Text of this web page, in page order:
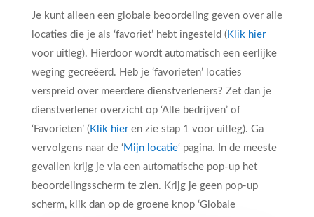
Je kunt alleen een globale beoordeling geven over alle
locaties die je als ‘favoriet’ hebt ingesteld ( Klik hier
voor uitleg). Hierdoor wordt automatisch een eerlijke
weging gecreëerd. Heb je ‘favorieten’ locaties
verspreid over meerdere dienstverleners? Zet dan je
dienstverlener overzicht op ‘Alle bedrijven’ of
‘Favorieten’ ( Klik hieren zie stap 1 voor uitleg). Ga
vervolgens naar de ‘ Mijn locatie‘ pagina. In de meeste
gevallen krijg je via een automatische pop-up het
beoordelingsscherm te zien. Krijg je geen pop-up
scherm, klik dan op de groene knop ‘Globale